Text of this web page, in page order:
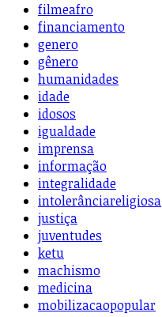
filmeafro
financiamento
genero
gênero
humanidades
idade
idosos
igualdade
imprensa
informação
integralidade
intolerânciareligiosa
justiça
juventudes
ketu
machismo
medicina
mobilizacaopopular